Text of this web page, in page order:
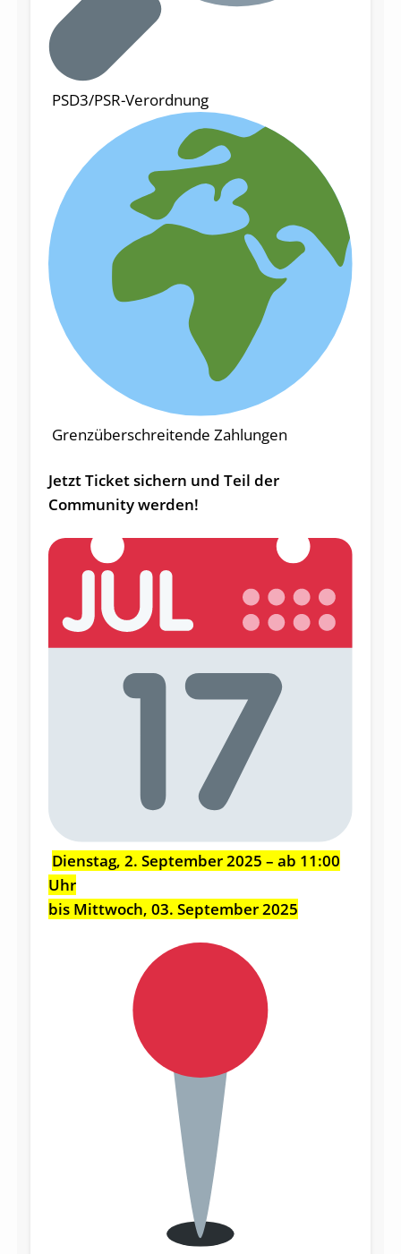
PSD3/PSR-Verordnung
Grenzüberschreitende Zahlungen
Jetzt Ticket sichern und Teil der
Community werden!
Dienstag, 2. September 2025 – ab 11:00
Uhr
bis Mittwoch, 03. September 2025